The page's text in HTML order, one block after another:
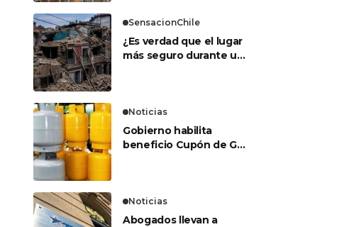
SensacionChile
¿Es verdad que el lugar
más seguro durante un
Noticias
Gobierno habilita
beneficio Cupón de Gas
Noticias
Abogados llevan a